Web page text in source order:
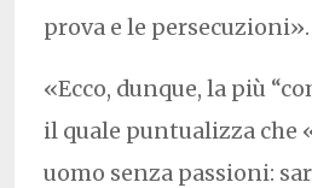
prova e le persecuzioni».
«Ecco, dunque, la più
il quale puntualizza
uomo senza passioni: